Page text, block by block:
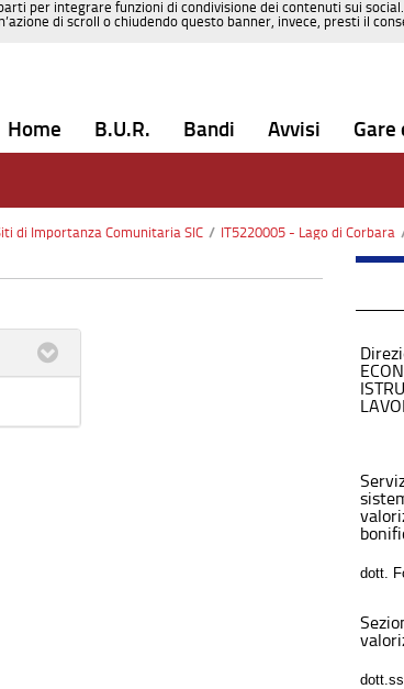
per integrare funzioni di condivisione dei contenuti sui
di scroll o chiudendo questo banner, invece, presti il
Home B.U.R. Bandi Avvisi Gare
di Importanza Comunitaria SIC / IT5220005 - Lago di Corbara
dott.